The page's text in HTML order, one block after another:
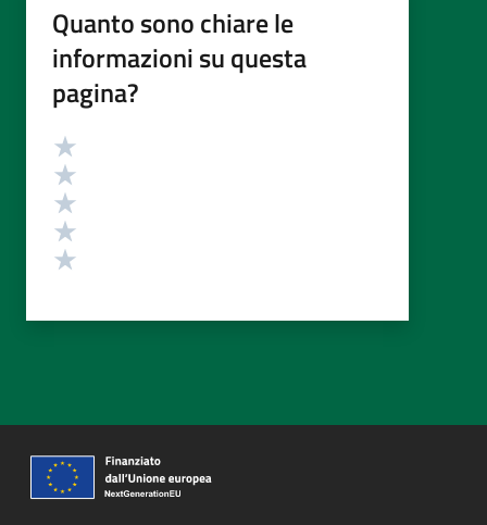
Quanto sono chiare le
informazioni su questa
pagina?
Valutazione